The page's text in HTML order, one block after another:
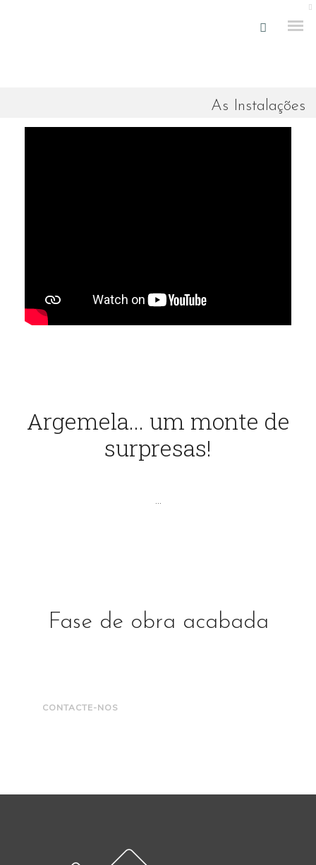
O RIO E AS MARGENS
As Instalações
Argemela... um monte de
surpresas!
Fase de obra acabada
CONTACTE-NOS